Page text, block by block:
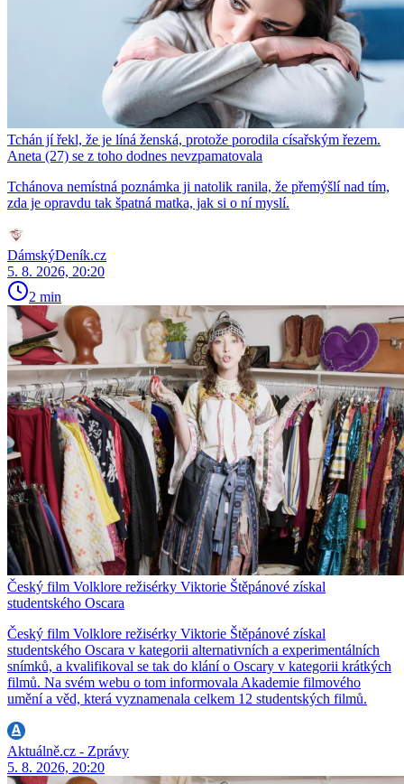
Tchán jí řekl, že je líná ženská, protože porodila císařským řezem.
Aneta (27) se z toho dodnes nevzpamatovala
Tchánova nemístná poznámka ji natolik ranila, že přemýšlí nad tím,
zda je opravdu tak špatná matka, jak si o ní myslí.
DámskýDeník.cz
5. 8. 2026, 20:20
2 min
Český film Volklore režisérky Viktorie Štěpánové získal
studentského Oscara
Český film Volklore režisérky Viktorie Štěpánové získal
studentského Oscara v kategorii alternativních a experimentálních
snímků, a kvalifikoval se tak do klání o Oscary v kategorii krátkých
filmů. Na svém webu o tom informovala Akademie filmového
umění a věd, která vyznamenala celkem 12 studentských filmů.
Aktuálně.cz - Zprávy
5. 8. 2026, 20:20